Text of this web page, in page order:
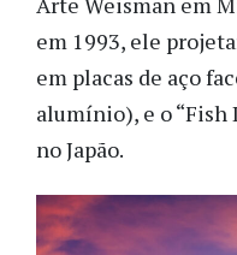
em 1993, ele
em placas de aço
alumínio), e o “Fish
no Japão.